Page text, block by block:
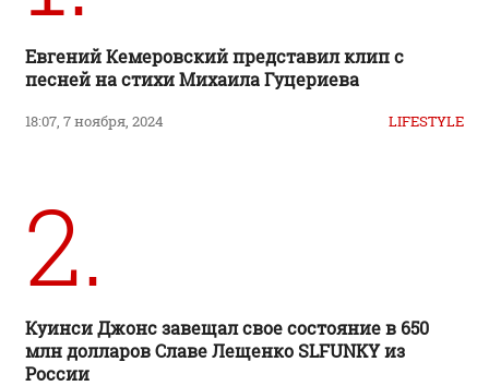
Евгений Кемеровский представил клип с
песней на стихи Михаила Гуцериева
18:07, 7 ноября, 2024 LIFESTYLE
2.
Куинси Джонс завещал свое состояние в 650
млн долларов Славе Лещенко SLFUNKY из
России